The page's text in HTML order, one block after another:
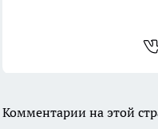
Комментарии на этой